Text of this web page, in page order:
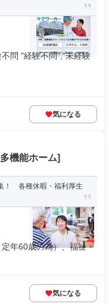
問 "経験不問","未経験
気になる
機能ホーム]
！ 各種休暇・福利厚生
年60歳の為）、福祉・
気になる